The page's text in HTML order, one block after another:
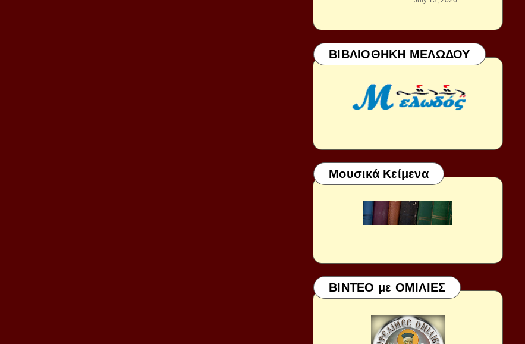
ΒΙΒΛΙΟΘΗΚΗ ΜΕΛΩΔΟΥ
Μουσικά Κείμενα
ΒΙΝΤΕΟ με ΟΜΙΛΙΕΣ